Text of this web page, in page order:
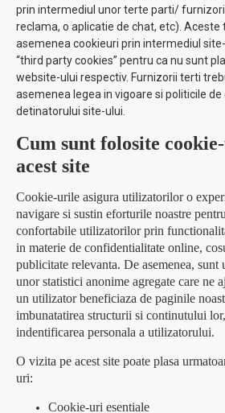
prin intermediul unor terte parti/ furnizori
reclama, o aplicatie de chat, etc).
asemenea cookieuri prin intermediul
“third party cookies” pentru ca nu sunt
website-ului respectiv. Furnizorii terti
asemenea legea in vigoare si politicile
detinatorului site-ului.
Cum sunt folosite
acest site
Cookie-urile asigura utilizatorilor o
navigare si sustin eforturile noastre
confortabile utilizatorilor prin
in materie de confidentialitate online,
publicitate relevanta. De asemenea, sunt
unor statistici anonime agregate care ne
un utilizator beneficiaza de paginile
imbunatatirea structurii si continutului
indentificarea personala a utilizatorului.
O vizita pe acest site poate plasa
uri:
Cookie-uri esentiale